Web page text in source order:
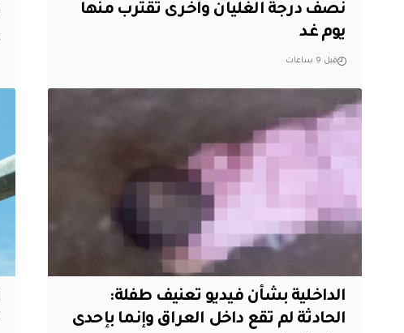
نصف درجة الغليان وأخرى تقترب منها
يوم غد
قبل 9 ساعات
الداخلية بشأن فيديو تعنيف طفلة:
الحادثة لم تقع داخل العراق وإنما بإحدى